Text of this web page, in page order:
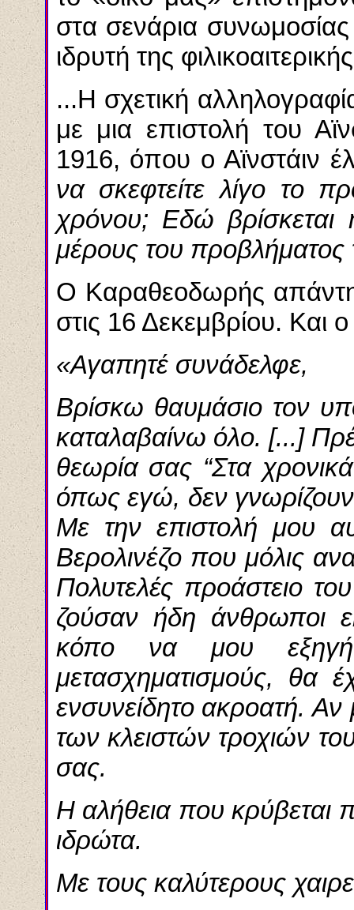
στα σενάρια
ιδρυτή της
...Η σχετική
με μια επιστολή του
1916, όπου ο Αϊνστάιν
να σκεφτείτε λίγο το
χρόνου; Εδώ βρίσκεται
μέρους του
Ο Καραθεοδωρής
στις 16 Δεκεμβρίου. Και
«Αγαπητέ συνάδελφε,
Βρίσκω θαυμάσιο τον
καταλαβαίνω όλο. [...]
θεωρία σας “Στα χρονικά
όπως εγώ, δεν γνωρίζουν
Με την επιστολή μου
Βερολινέζο που μόλις
Πολυτελές προάστειο
ζούσαν ήδη άνθρωποι
κόπο να μου
μετασχηματισμούς, θα
ενσυνείδητο ακροατή. Αν
των κλειστών τροχιών
σας.
Η αλήθεια που κρύβεται
ιδρώτα.
Με τους καλύτερους